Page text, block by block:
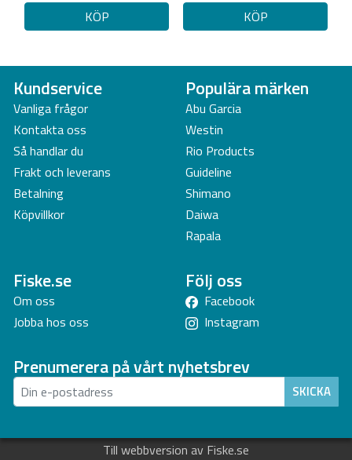
KÖP KÖP
Kundservice
Vanliga frågor
Kontakta oss
Så handlar du
Frakt och leverans
Betalning
Köpvillkor
Populära märken
Abu Garcia
Westin
Rio Products
Guideline
Shimano
Daiwa
Rapala
Fiske.se
Om oss
Jobba hos oss
Följ oss
Facebook
Instagram
Prenumerera på vårt nyhetsbrev
SKICKA
Till webbversion av Fiske.se